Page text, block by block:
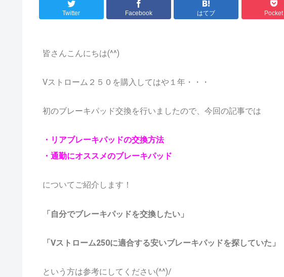
Twitter Facebook はてブ Pocket
皆さんこんにちは(^^)
Vストローム２５０を購入してはや１年・・・
初のブレーキパッド交換を行いましたので、 今回の記事では
・リアブレーキパッドの交換方法
・通勤にオススメのブレーキパッド
についてご紹介します！
「自分でブレーキパッドを交換したい」
「Vストローム250に適合する安いブレーキパッドを探していた」
という方は参考にしてください(^^)/